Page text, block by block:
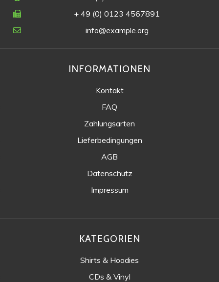
+ 49 (0) 0123 4567891
info@example.org
INFORMATIONEN
Kontakt
FAQ
Zahlungsarten
Lieferbedingungen
AGB
Datenschutz
Impressum
KATEGORIEN
Shirts & Hoodies
CDs & Vinyl